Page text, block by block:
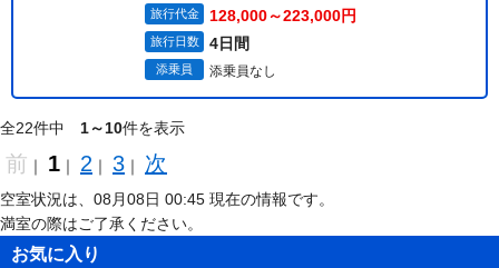
旅行代金 128,000～223,000円
旅行日数 4日間
添乗員 添乗員なし
全22件中 1～10件を表示
前 ｜ 1 ｜ 2 ｜ 3 ｜ 次
空室状況は、08月08日 00:45 現在の情報です。
満室の際はご了承ください。
お気に入り